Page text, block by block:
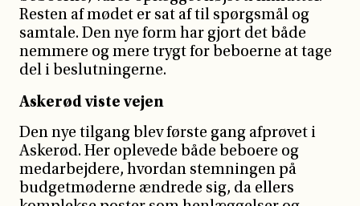
Resten af mødet er sat af til spørgsmål og
samtale. Den nye form har gjort det både
nemmere og mere trygt for beboerne at tage
del i beslutningerne.
Askerød viste vejen
Den nye tilgang blev første gang afprøvet i
Askerød. Her oplevede både beboere og
medarbejdere, hvordan stemningen på
budgetmøderne ændrede sig, da ellers